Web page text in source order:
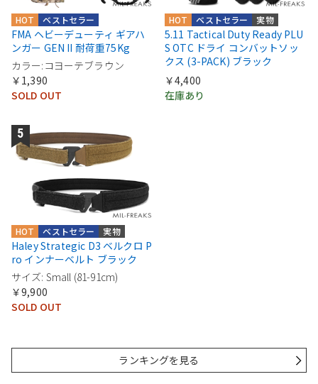
ベストセラー
HOT
FMA ヘビーデューティ ギアハ
ンガー GEN II 耐荷重75Kg
カラー:コヨーテブラウン
￥1,390
SOLD OUT
実物
ベストセラー
HOT
5.11 Tactical Duty Ready PLU
S OTC ドライ コンバットソッ
クス (3-PACK) ブラック
￥4,400
在庫あり
実物
ベストセラー
HOT
Haley Strategic D3 ベルクロ P
ro インナーベルト ブラック
サイズ: Small (81-91cm)
￥9,900
SOLD OUT
ランキングを見る